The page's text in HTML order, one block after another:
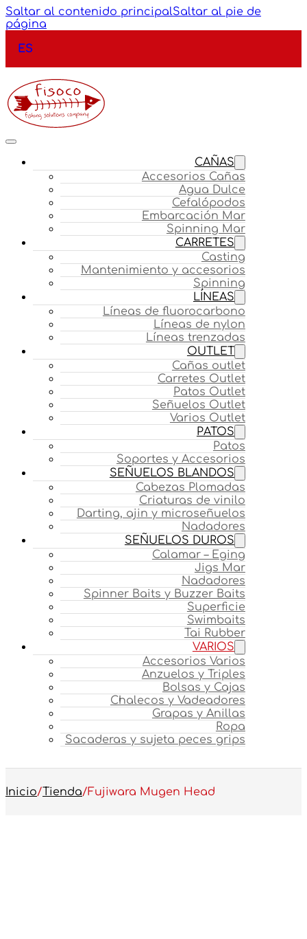
Saltar al contenido principalSaltar al pie de
página
ES
CAÑAS
Accesorios Cañas
Agua Dulce
Cefalópodos
Embarcación Mar
Spinning Mar
CARRETES
Casting
Mantenimiento y accesorios
Spinning
LÍNEAS
Líneas de fluorocarbono
Líneas de nylon
Líneas trenzadas
OUTLET
Cañas outlet
Carretes Outlet
Patos Outlet
Señuelos Outlet
Varios Outlet
PATOS
Patos
Soportes y Accesorios
SEÑUELOS BLANDOS
Cabezas Plomadas
Criaturas de vinilo
Darting, ajin y microseñuelos
Nadadores
SEÑUELOS DUROS
Calamar – Eging
Jigs Mar
Nadadores
Spinner Baits y Buzzer Baits
Superficie
Swimbaits
Tai Rubber
VARIOS
Accesorios Varios
Anzuelos y Triples
Bolsas y Cajas
Chalecos y Vadeadores
Grapas y Anillas
Ropa
Sacaderas y sujeta peces grips
Inicio/Tienda/Fujiwara Mugen Head